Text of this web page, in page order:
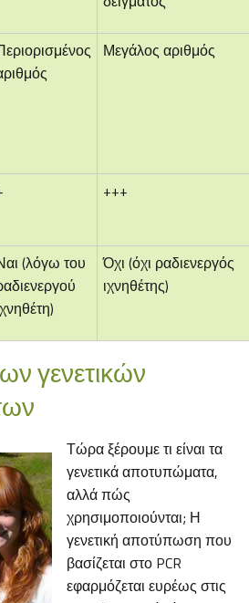
Μεγάλος αριθμός
+++
(λόγω του
Όχι (όχι ραδιενεργός
ιχνηθέτης)
γενετικών
Τώρα ξέρουμε τι είναι τα
γενετικά αποτυπώματα,
αλλά πώς
χρησιμοποιούνται; Η
γενετική αποτύπωση που
βασίζεται στο PCR
εφαρμόζεται ευρέως στις